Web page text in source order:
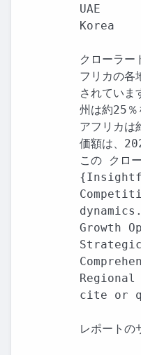
UAE
Korea
クローラー
フリカの各
されていま
州は約25％
アフリカは
価額は、
この クロ
dynamics.
Growth
cite or
レポート